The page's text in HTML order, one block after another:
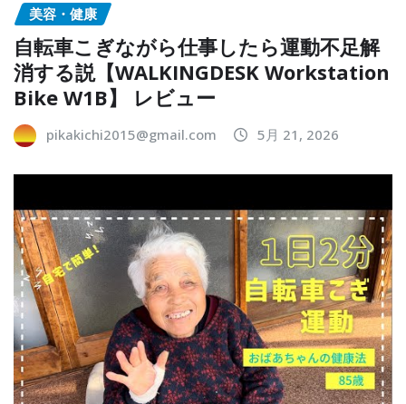
美容・健康
自転車こぎながら仕事したら運動不足解
消する説【WALKINGDESK Workstation
Bike W1B】 レビュー
pikakichi2015@gmail.com 5月 21, 2026